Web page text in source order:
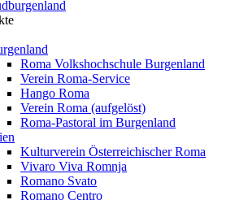
Roma Volkshochschule Burgenland
Verein Roma-Service
Hango Roma
Verein Roma (aufgelöst)
Roma-Pastoral im Burgenland
Kulturverein Österreichischer Roma
Vivaro Viva Romnja
Romano Svato
Romano Centro